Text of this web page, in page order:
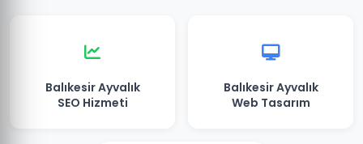
Balıkesir Ayvalık
SEO Hizmeti
Balıkesir Ayvalık
Web Tasarım